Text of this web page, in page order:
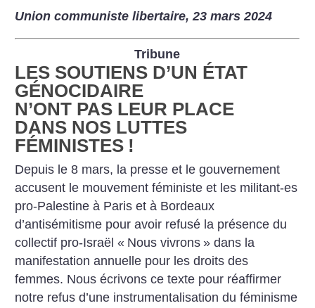
Union communiste libertaire, 23 mars 2024
Tribune
LES SOUTIENS D’UN ÉTAT
GÉNOCIDAIRE
N’ONT PAS LEUR PLACE
DANS NOS LUTTES
FÉMINISTES !
Depuis le 8 mars, la presse et le gouvernement
accusent le mouvement féministe et les militant-es
pro-Palestine à Paris et à Bordeaux
d’antisémitisme pour avoir refusé la présence du
collectif pro-Israël « Nous vivrons » dans la
manifestation annuelle pour les droits des
femmes. Nous écrivons ce texte pour réaffirmer
notre refus d’une instrumentalisation du féminisme